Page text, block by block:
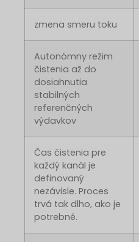
zmena smeru toku
Autonómny režim
čistenia až do
dosiahnutia
stabilných
referenčných
výdavkov
Čas čistenia pre
každý kanál je
definovaný
nezávisle. Proces
trvá tak dlho, ako je
potrebné.